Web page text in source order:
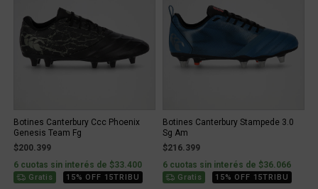
Botines Canterbury Ccc Phoenix
Genesis Team Fg
$200.399
6 cuotas sin interés de $33.400
Gratis 15% OFF 15TRIBU
Botines Canterbury Stampede 3.0
Sg Am
$216.399
6 cuotas sin interés de $36.066
Gratis 15% OFF 15TRIBU